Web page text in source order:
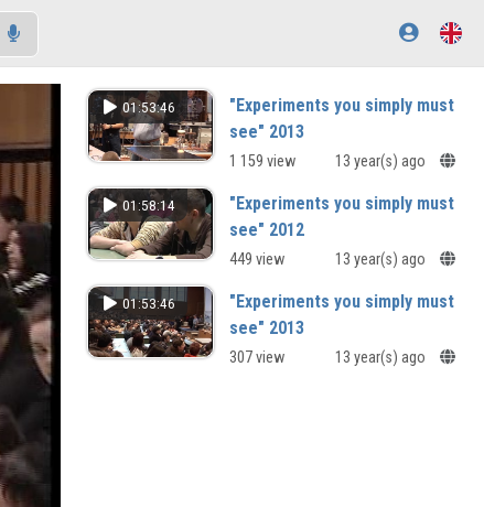
01:53:46
"Experiments you simply must
see" 2013
1 159 view 13 year(s) ago
01:58:14
"Experiments you simply must
see" 2012
449 view 13 year(s) ago
01:53:46
"Experiments you simply must
see" 2013
307 view 13 year(s) ago